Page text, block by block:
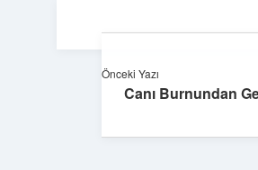
Önceki Yazı
Canı Burnundan